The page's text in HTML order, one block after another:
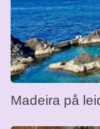
Madeira på